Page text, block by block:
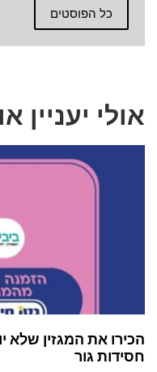
כל הפוסטים
אולי יעניין
הכירו את המגזין
חסידות גור